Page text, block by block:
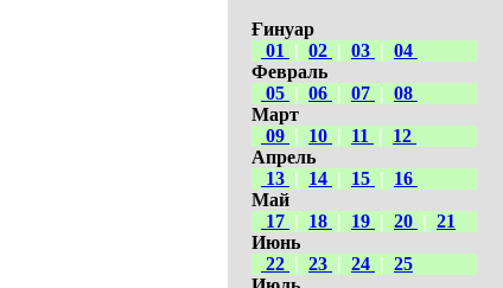
Ғинуар
01
| 02 | 03 | 04
Февраль
05 | 06 | 07 | 08
Март
09 | 10 | 11 |
12
Апрель
13 | 14 | 15 |
16
Май
17 | 18 | 19 | 20 | 21
Июнь
22 | 23 | 24 | 25